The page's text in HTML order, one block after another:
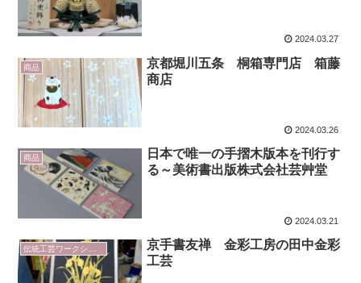
2024.03.27
商品
京都堀川五条 桐箱専門店 箱藤
商店
2024.03.26
商品
日本で唯一の手摺木版本を刊行す
る～美術書出版株式会社芸艸堂
2024.03.21
京手書友禅 金彩工房の田中金彩
工芸